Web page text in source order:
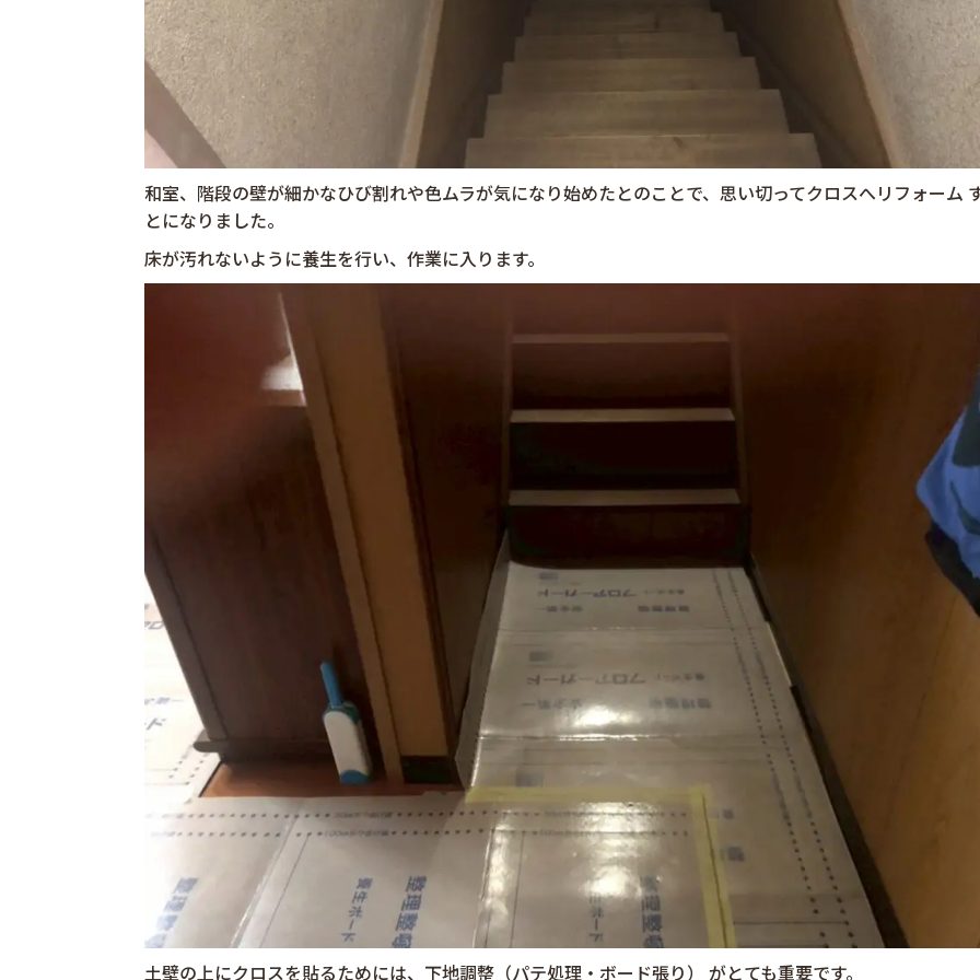
和室、階段の壁が細かなひび割れや色ムラが気になり始めたとのことで、思い切ってクロスへリフォーム
とになりました。
床が汚れないように養生を行い、作業に入ります。
土壁の上にクロスを貼るためには、下地調整（パテ処理・ボード張り） がとても重要です。